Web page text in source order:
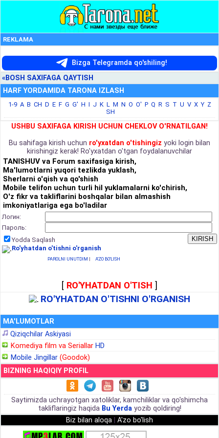
REKLAMA
Bizga Telegramda qo'shiling!
«BOSH SAXIFAGA QAYTISH
HARF YORDAMIDA TARONA IZLASH
1-9 A B CH D E F G G' H I J K L M N O O' P Q R S T U V X Y Z
SH
USHBU SAXIFAGA KIRISH UCHUN CHEKLOV O'RNATILGAN!
Bu sahifaga kirish uchun ro'yxatdan o'tishingiz yoki login bilan
kirishingiz kerak! Ro'yxatdan o'tgan foydalanuvchilar
TANISHUV va Forum saxifasiga kirish,
Ma'lumotlarni yuqori tezlikda yuklash,
Sherlarni o'qish va qo'shish
Mobile telifon uchun turli hil yuklamalarni ko'chirish,
O'z fikr va takliflarini boshqalar bilan almashish
imkoniyatlariga ega bo'ladilar
Логин:
Пароль:
Yodda Saqlash
Ro'yhatdan o'tishni o'rganish
PAROLNI UNUTDIM | A'ZO BO'LISH
[ RO'YHATDAN O'TISH ]
RO'YHATDAN O'TISHNI O'RGANISH
MA'LUMOTLAR
Qiziqchilar Askiyasi
Komediya film va Seriallar HD
Mobile Jingillar (Goodok)
BIZNING HAQIQIY PROFIL
Saytimizda uchrayotgan xatoliklar, kamchiliklar va qo'shimcha
takliflaringiz haqida Bu Yerdayozib qoldiring!
Biz bilan aloqa
A'zo bo'lish